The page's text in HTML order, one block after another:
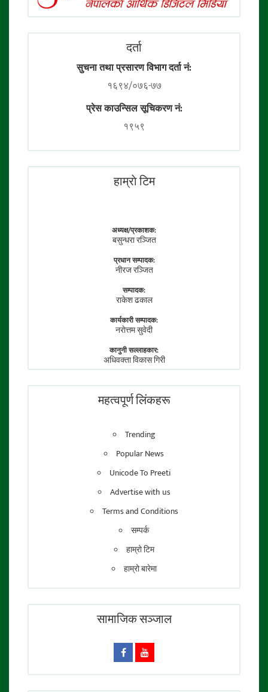
दर्ता
सुचना तथा प्रसारण विभाग दर्ता नं:
१६९४/०७६-७७
प्रेस काउन्सिल सूचिकरण नं:
१९५९
हाम्राे टिम
अध्यक्ष/प्रकाशक:
बसुन्धरा रञ्जित
प्रधान सम्पादक:
नीरज रञ्जित
सम्पादक:
राकेश ढकाल
कार्यकारी सम्पादक:
नराेत्तम सुवेदी
कानुनी सल्लाहकार:
अधिवक्ता विकास गिरी
तेजेन्द्र श्रेष्ठ
महत्वपूर्ण लिंकहरू
Trending
Popular News
Unicode To Preeti
Advertise with us
Terms and Conditions
सम्पर्क
हाम्रो टिम
हाम्रो बारेमा
सामाजिक सञ्जाल